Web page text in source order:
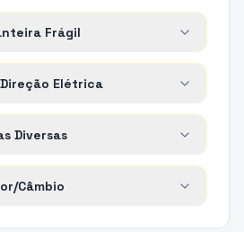
Frágil
Elétrica
Diversas
Câmbio